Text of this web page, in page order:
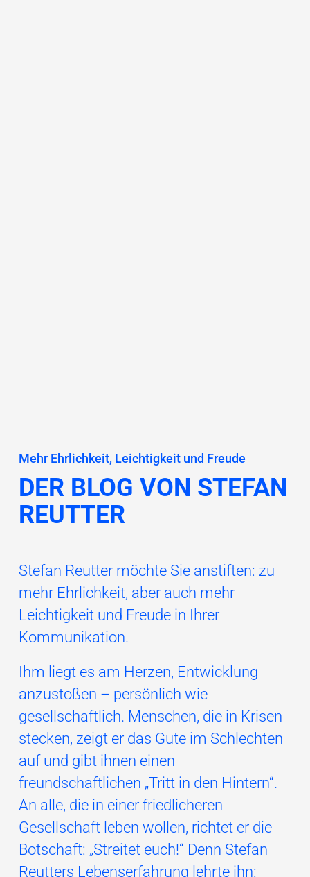
Mehr Ehrlichkeit, Leichtigkeit und Freude
DER BLOG VON STEFAN
REUTTER
Stefan Reutter möchte Sie anstiften: zu
mehr Ehrlichkeit, aber auch mehr
Leichtigkeit und Freude in Ihrer
Kommunikation.
Ihm liegt es am Herzen, Entwicklung
anzustoßen – persönlich wie
gesellschaftlich. Menschen, die in Krisen
stecken, zeigt er das Gute im Schlechten
auf und gibt ihnen einen
freundschaftlichen „Tritt in den Hintern“.
An alle, die in einer friedlicheren
Gesellschaft leben wollen, richtet er die
Botschaft: „Streitet euch!“ Denn Stefan
Reutters Lebenserfahrung lehrte ihn: